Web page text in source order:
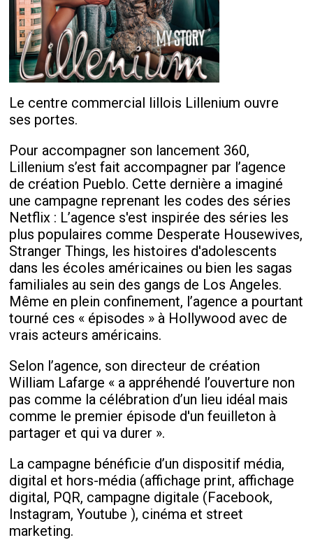
Le centre commercial lillois Lillenium ouvre
ses portes.
Pour accompagner son lancement 360,
Lillenium s’est fait accompagner par l’agence
de création Pueblo. Cette dernière a imaginé
une campagne reprenant les codes des séries
Netflix : L’agence s'est inspirée des séries les
plus populaires comme Desperate Housewives,
Stranger Things, les histoires d'adolescents
dans les écoles américaines ou bien les sagas
familiales au sein des gangs de Los Angeles.
Même en plein confinement, l’agence a pourtant
tourné ces « épisodes » à Hollywood avec de
vrais acteurs américains.
Selon l’agence, son directeur de création
William Lafarge « a appréhendé l’ouverture non
pas comme la célébration d’un lieu idéal mais
comme le premier épisode d'un feuilleton à
partager et qui va durer ».
La campagne bénéficie d’un dispositif média,
digital et hors-média (affichage print, affichage
digital, PQR, campagne digitale (Facebook,
Instagram, Youtube ), cinéma et street
marketing.